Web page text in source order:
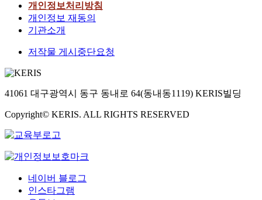
개인정보처리방침
개인정보 재동의
기관소개
저작물 게시중단요청
41061 대구광역시 동구 동내로 64(동내동1119) KERIS빌딩
Copyright© KERIS. ALL RIGHTS RESERVED
네이버 블로그
인스타그램